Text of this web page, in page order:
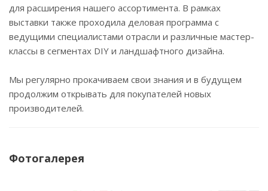
для расширения нашего ассортимента. В рамках
выставки также проходила деловая программа с
ведущими специалистами отрасли и различные мастер-
классы в сегментах DIY и ландшафтного дизайна.
Мы регулярно прокачиваем свои знания и в будущем
продолжим открывать для покупателей новых
производителей.
Фотогалерея